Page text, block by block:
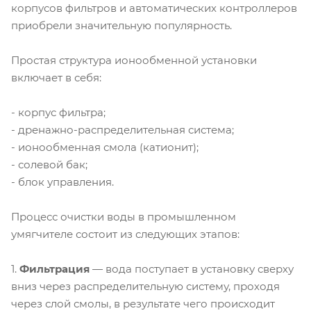
корпусов фильтров и автоматических контроллеров
приобрели значительную популярность.
Простая структура ионообменной установки
включает в себя:
- корпус фильтра;
- дренажно-распределительная система;
- ионообменная смола (катионит);
- солевой бак;
- блок управления.
Процесс очистки воды в промышленном
умягчителе состоит из следующих этапов:
1. Фильтрация — вода поступает в установку сверху
вниз через распределительную систему, проходя
через слой смолы, в результате чего происходит